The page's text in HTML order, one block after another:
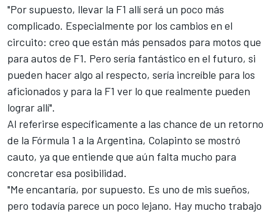
"Por supuesto, llevar la F1 allí será un poco más
complicado. Especialmente por los cambios en el
circuito: creo que están más pensados para motos que
para autos de F1. Pero sería fantástico en el futuro, si
pueden hacer algo al respecto, sería increíble para los
aficionados y para la F1 ver lo que realmente pueden
lograr allí".
Al referirse específicamente a las chance de un retorno
de la Fórmula 1 a la Argentina, Colapinto se mostró
cauto, ya que entiende que aún falta mucho para
concretar esa posibilidad.
"Me encantaría, por supuesto. Es uno de mis sueños,
pero todavía parece un poco lejano. Hay mucho trabajo